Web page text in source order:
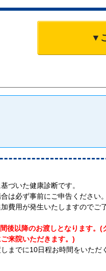
▼
づいた健康診断です。
は必ず事前にご申告ください。
費用が発生いたしますのでご
後以降のお渡しとなります。(
来院いただきます。)
までに10日程お時間をいただ